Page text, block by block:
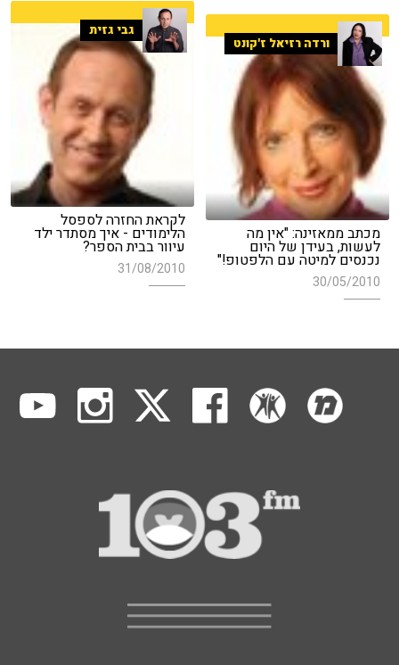
גבי גזית
לקראת החזרה לספסל
הלימודים - איך מסתדר ילד
עיוור בבית הספר?
31/08/2010
ורדה רזיאל ז'קונט
מכתב ממאזינה: "אין מה
לעשות, בעידן של היום
נכנסים למיטה עם הלפטופ!"
30/05/2010